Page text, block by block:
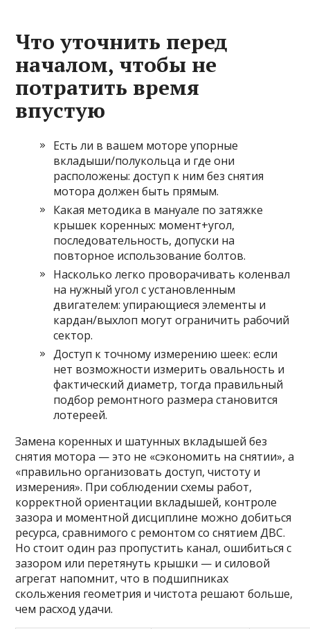
Что уточнить перед
началом, чтобы не
потратить время
впустую
Есть ли в вашем моторе упорные
вкладыши/полукольца и где они
расположены: доступ к ним без снятия
мотора должен быть прямым.
Какая методика в мануале по затяжке
крышек коренных: момент+угол,
последовательность, допуски на
повторное использование болтов.
Насколько легко проворачивать коленвал
на нужный угол с установленным
двигателем: упирающиеся элементы и
кардан/выхлоп могут ограничить рабочий
сектор.
Доступ к точному измерению шеек: если
нет возможности измерить овальность и
фактический диаметр, тогда правильный
подбор ремонтного размера становится
лотереей.
Замена коренных и шатунных вкладышей без
снятия мотора — это не «сэкономить на снятии», а
«правильно организовать доступ, чистоту и
измерения». При соблюдении схемы работ,
корректной ориентации вкладышей, контроле
зазора и моментной дисциплине можно добиться
ресурса, сравнимого с ремонтом со снятием ДВС.
Но стоит один раз пропустить канал, ошибиться с
зазором или перетянуть крышки — и силовой
агрегат напомнит, что в подшипниках
скольжения геометрия и чистота решают больше,
чем расход удачи.